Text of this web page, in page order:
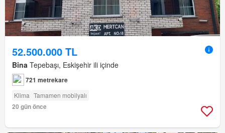
52.500.000 TL
Bina Tepebaşı, Eskişehir ili içinde
721 metrekare
Klima Tamamen mobilyalı
20 gün önce